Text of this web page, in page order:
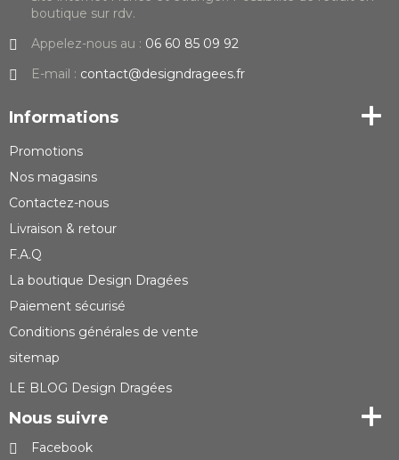
boutique sur rdv.
Appelez-nous au : 06 60 85 09 92
E-mail : contact@designdragees.fr
Informations
Promotions
Nos magasins
Contactez-nous
Livraison & retour
F.A.Q
La boutique Design Dragées
Paiement sécurisé
Conditions générales de vente
sitemap
LE BLOG Design Dragées
Nous suivre
Facebook